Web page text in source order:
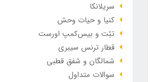
سریلانکا
کنیا و حیات وحش
تبّت و بیس‌کمپ اورست
قطار ترنس سیبری
شمالگان و شفق قطبی
سوالات متداول